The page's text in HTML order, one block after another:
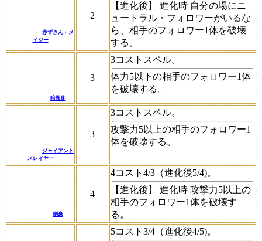
赤ずきん・メ
イジー
2
【進化後】 進化時 自分の場にニ
ュートラル・フォロワーがいるな
ら、相手のフォロワー1体を破壊
する。
暗殺術
3
3コストスペル。
体力5以下の相手のフォロワー1体
を破壊する。
ジャイアント
スレイヤー
3
3コストスペル。
攻撃力5以上の相手のフォロワー1
体を破壊する。
剣豪
4
4コスト4/3（進化後5/4)。
【進化後】 進化時 攻撃力5以上の
相手のフォロワー1体を破壊す
る。
5コスト3/4（進化後4/5)。